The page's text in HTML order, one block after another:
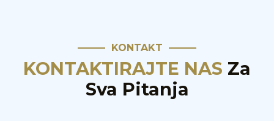
KONTAKT
KONTAKTIRAJTE NAS Za
Sva Pitanja